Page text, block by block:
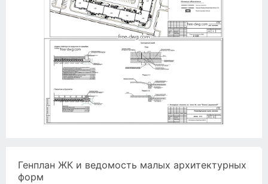
Генплан ЖК и ведомость малых архитектурных
форм